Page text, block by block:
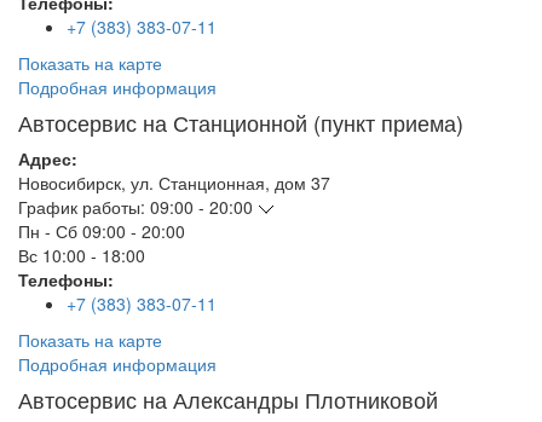
+7 (383) 383-07-11
Показать на карте
Подробная информация
Автосервис на Станционной (пункт приема)
Адрес:
Новосибирск, ул. Станционная, дом 37
График работы: 09:00 - 20:00
Пн - Сб 09:00 - 20:00
Вс 10:00 - 18:00
Телефоны:
+7 (383) 383-07-11
Показать на карте
Подробная информация
Автосервис на Александры Плотниковой